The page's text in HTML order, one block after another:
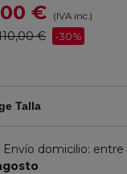
€ (IVA inc.)
€ -30%
Talla
Envío domicilio: entre